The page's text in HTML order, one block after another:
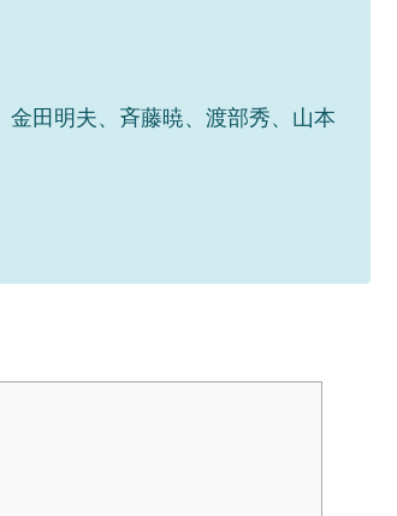
田明夫、斉藤暁、渡部秀、山本